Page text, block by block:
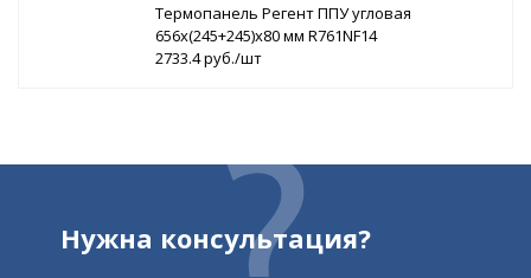
Термопанель Регент ППУ угловая
656х(245+245)х80 мм R761NF14
2733.4 руб./шт
Нужна консультация?